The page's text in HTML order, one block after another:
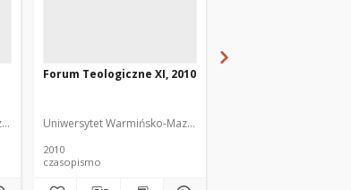
w Olsztynie
Forum Teologiczne XI, 2010
Uniwersytet Warmińsko-Mazurski. Wydział Teologii
2010
czasopismo